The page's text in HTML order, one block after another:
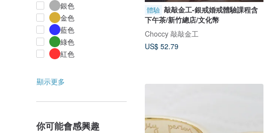
銀色
金色
藍色
綠色
紅色
顯示更多
你可能會感興趣
體驗 敲敲金工-銀戒婚戒體驗課程含
下午茶/新竹總店/文化幣
Choccy 敲敲金工
US$ 52.79